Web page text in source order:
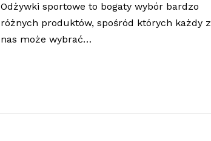
Odżywki sportowe to bogaty wybór bardzo
różnych produktów, spośród których każdy z
nas może wybrać…